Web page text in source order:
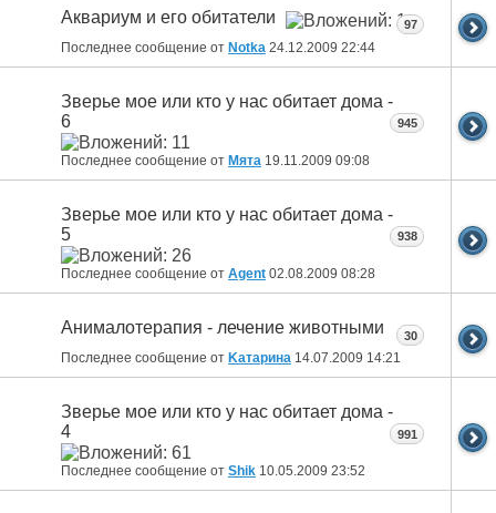
Аквариум и его обитатели
Последнее сообщение от Notka 24.12.2009 22:44
97
Зверье мое или кто у нас обитает дома -
6
Последнее сообщение от Мята 19.11.2009 09:08
945
Зверье мое или кто у нас обитает дома -
5
Последнее сообщение от Agent 02.08.2009 08:28
938
Анималотерапия - лечение животными
Последнее сообщение от Kатарина 14.07.2009 14:21
30
Зверье мое или кто у нас обитает дома -
4
Последнее сообщение от Shik 10.05.2009 23:52
991